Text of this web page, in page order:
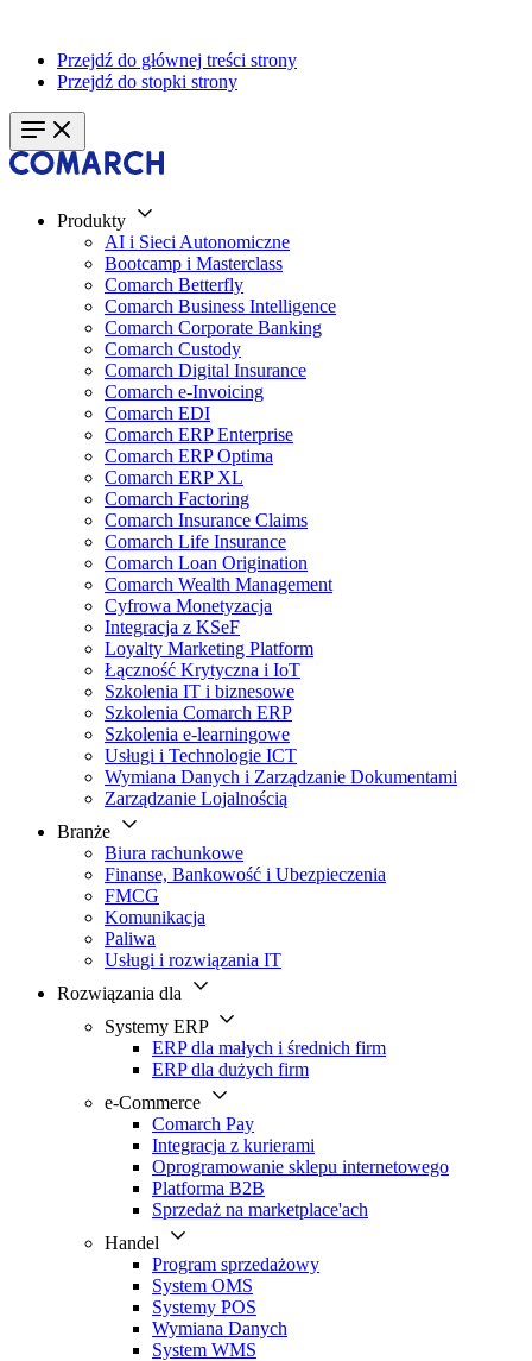
Przejdź do głównej treści strony
Przejdź do stopki strony
Produkty
AI i Sieci Autonomiczne
Bootcamp i Masterclass
Comarch Betterfly
Comarch Business Intelligence
Comarch Corporate Banking
Comarch Custody
Comarch Digital Insurance
Comarch e-Invoicing
Comarch EDI
Comarch ERP Enterprise
Comarch ERP Optima
Comarch ERP XL
Comarch Factoring
Comarch Insurance Claims
Comarch Life Insurance
Comarch Loan Origination
Comarch Wealth Management
Cyfrowa Monetyzacja
Integracja z KSeF
Loyalty Marketing Platform
Łączność Krytyczna i IoT
Szkolenia IT i biznesowe
Szkolenia Comarch ERP
Szkolenia e-learningowe
Usługi i Technologie ICT
Wymiana Danych i Zarządzanie Dokumentami
Zarządzanie Lojalnością
Branże
Biura rachunkowe
Finanse, Bankowość i Ubezpieczenia
FMCG
Komunikacja
Paliwa
Usługi i rozwiązania IT
Rozwiązania dla
Systemy ERP
ERP dla małych i średnich firm
ERP dla dużych firm
e-Commerce
Comarch Pay
Integracja z kurierami
Oprogramowanie sklepu internetowego
Platforma B2B
Sprzedaż na marketplace'ach
Handel
Program sprzedażowy
System OMS
Systemy POS
Wymiana Danych
System WMS